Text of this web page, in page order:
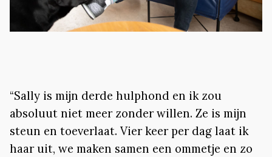
“Sally is mijn derde hulphond en ik zou
absoluut niet meer zonder willen. Ze is mijn
steun en toeverlaat. Vier keer per dag laat ik
haar uit, we maken samen een ommetje en zo